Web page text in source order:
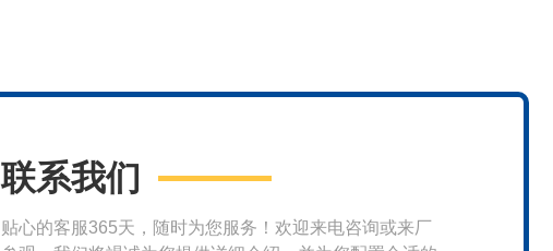
联系我们
贴心的客服365天，随时为您服务！欢迎来电咨询或来厂